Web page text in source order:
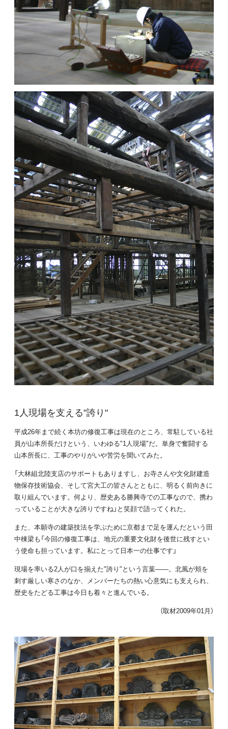
1人現場を支える"誇り"
平成26年まで続く本坊の修復工事は現在のところ、常駐している社
員が山本所長だけという、いわゆる"1人現場"だ。単身で奮闘する
山本所長に、工事のやりがいや苦労を聞いてみた。
「大林組北陸支店のサポートもありますし、お寺さんや文化財建造
物保存技術協会、そして宮大工の皆さんとともに、明るく前向きに
取り組んでいます。何より、歴史ある勝興寺での工事なので、携わ
っていることが大きな誇りですね」と笑顔で語ってくれた。
また、本願寺の建築技法を学ぶために京都まで足を運んだという田
中棟梁も「今回の修復工事は、地元の重要文化財を後世に残すとい
う使命も担っています。私にとって日本一の仕事です」
現場を率いる2人が口を揃えた"誇り"という言葉――。北風が頬を
刺す厳しい寒さのなか、メンバーたちの熱い心意気にも支えられ、
歴史をたどる工事は今日も着々と進んでいる。
（取材2009年01月）